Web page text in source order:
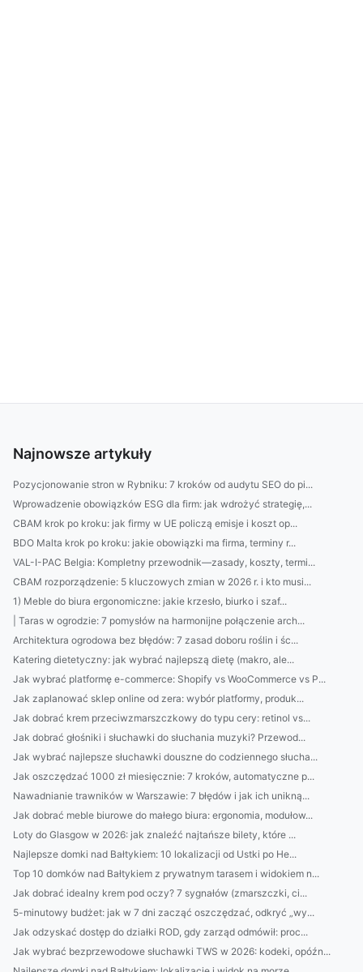
Najnowsze artykuły
Pozycjonowanie stron w Rybniku: 7 kroków od audytu SEO do pi...
Wprowadzenie obowiązków ESG dla firm: jak wdrożyć strategię,...
CBAM krok po kroku: jak firmy w UE policzą emisje i koszt op...
BDO Malta krok po kroku: jakie obowiązki ma firma, terminy r...
VAL-I-PAC Belgia: Kompletny przewodnik—zasady, koszty, termi...
CBAM rozporządzenie: 5 kluczowych zmian w 2026 r. i kto musi...
1) Meble do biura ergonomiczne: jakie krzesło, biurko i szaf...
| Taras w ogrodzie: 7 pomysłów na harmonijne połączenie arch...
Architektura ogrodowa bez błędów: 7 zasad doboru roślin i śc...
Katering dietetyczny: jak wybrać najlepszą dietę (makro, ale...
Jak wybrać platformę e-commerce: Shopify vs WooCommerce vs P...
Jak zaplanować sklep online od zera: wybór platformy, produk...
Jak dobrać krem przeciwzmarszczkowy do typu cery: retinol vs...
Jak dobrać głośniki i słuchawki do słuchania muzyki? Przewod...
Jak wybrać najlepsze słuchawki douszne do codziennego słucha...
Jak oszczędzać 1000 zł miesięcznie: 7 kroków, automatyczne p...
Nawadnianie trawników w Warszawie: 7 błędów i jak ich unikną...
Jak dobrać meble biurowe do małego biura: ergonomia, modułow...
Loty do Glasgow w 2026: jak znaleźć najtańsze bilety, które ...
Najlepsze domki nad Bałtykiem: 10 lokalizacji od Ustki po He...
Top 10 domków nad Bałtykiem z prywatnym tarasem i widokiem n...
Jak dobrać idealny krem pod oczy? 7 sygnałów (zmarszczki, ci...
5-minutowy budżet: jak w 7 dni zacząć oszczędzać, odkryć „wy...
Jak odzyskać dostęp do działki ROD, gdy zarząd odmówił: proc...
Jak wybrać bezprzewodowe słuchawki TWS w 2026: kodeki, opóźn...